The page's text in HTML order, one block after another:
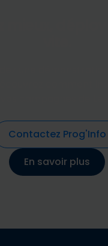
Contactez Prog'Info
En savoir plus